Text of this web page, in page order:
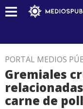
PORTAL MEDIOS
Gremiales
carne de